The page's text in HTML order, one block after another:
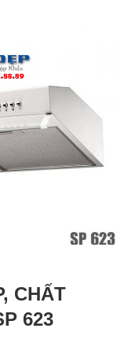
CHẤT
623